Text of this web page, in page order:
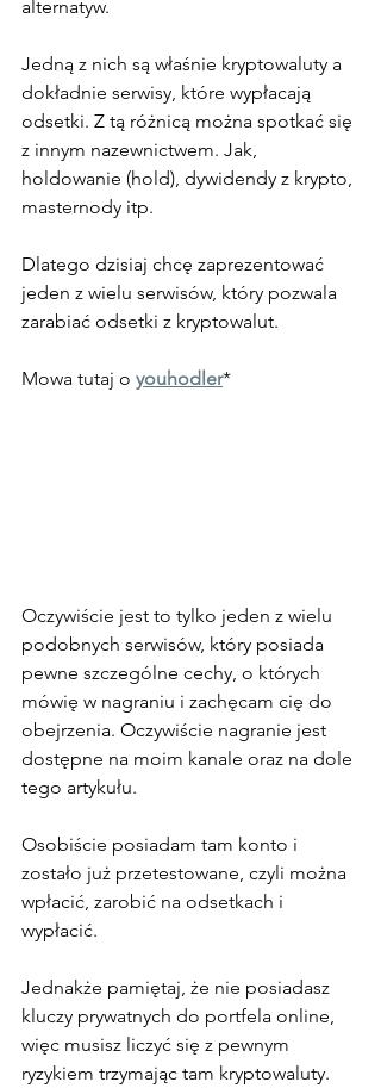
alternatyw.
Jedną z nich są właśnie kryptowaluty a
dokładnie serwisy, które wypłacają
odsetki. Z tą różnicą można spotkać się
z innym nazewnictwem. Jak,
holdowanie (hold), dywidendy z krypto,
masternody itp.
Dlatego dzisiaj chcę zaprezentować
jeden z wielu serwisów, który pozwala
zarabiać odsetki z kryptowalut.
Mowa tutaj o youhodler*
Oczywiście jest to tylko jeden z wielu
podobnych serwisów, który posiada
pewne szczególne cechy, o których
mówię w nagraniu i zachęcam cię do
obejrzenia. Oczywiście nagranie jest
dostępne na moim kanale oraz na dole
tego artykułu.
Osobiście posiadam tam konto i
zostało już przetestowane, czyli można
wpłacić, zarobić na odsetkach i
wypłacić.
Jednakże pamiętaj, że nie posiadasz
kluczy prywatnych do portfela online,
więc musisz liczyć się z pewnym
ryzykiem trzymając tam kryptowaluty.